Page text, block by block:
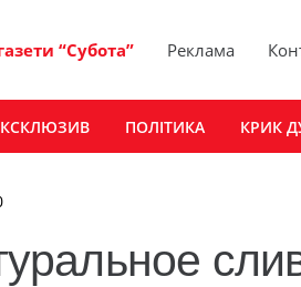
“Субота” Реклама
ПОЛІТИКА КРИК